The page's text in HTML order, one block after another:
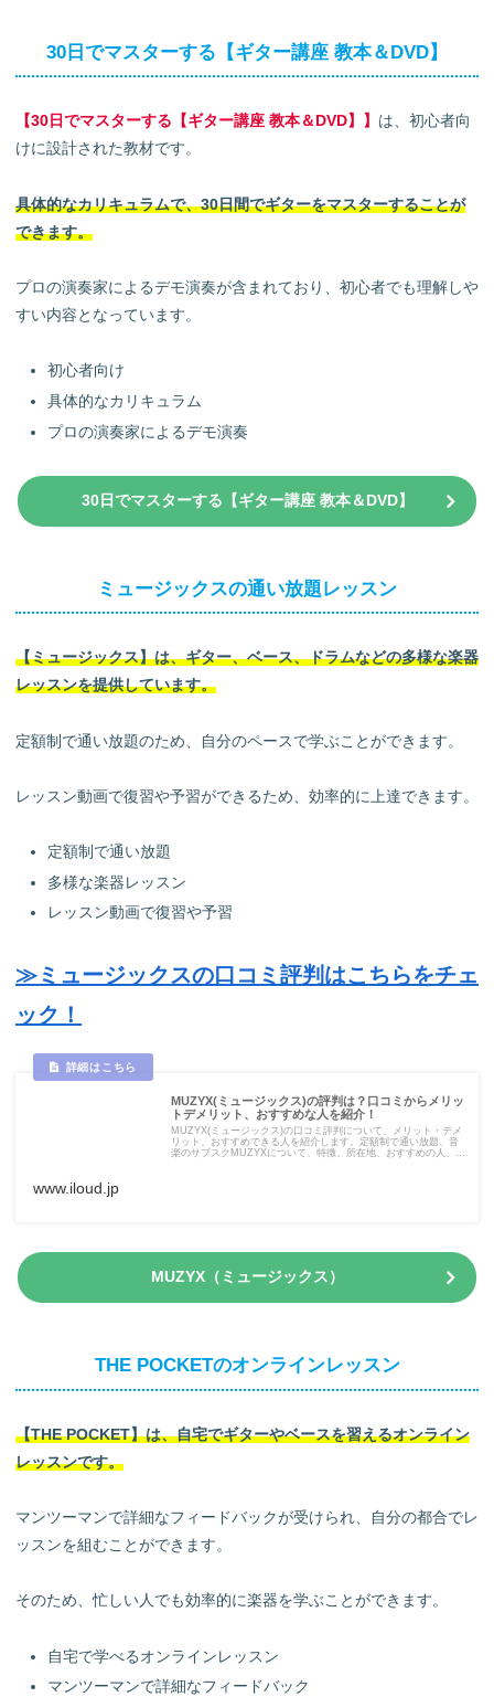
30日でマスターする【ギター講座 教本＆DVD】
【30日でマスターする【ギター講座 教本＆DVD】】 は、初心者向
けに設計された教材です。
具体的なカリキュラムで、30日間でギターをマスターすることが
できます。
プロの演奏家によるデモ演奏が含まれており、初心者でも理解しや
すい内容となっています。
初心者向け
具体的なカリキュラム
プロの演奏家によるデモ演奏
30日でマスターする【ギター講座 教本＆DVD】
ミュージックスの通い放題レッスン
【ミュージックス】は、ギター、ベース、ドラムなどの多様な楽器
レッスンを提供しています。
定額制で通い放題のため、自分のペースで学ぶことができます。
レッスン動画で復習や予習ができるため、効率的に上達できます。
定額制で通い放題
多様な楽器レッスン
レッスン動画で復習や予習
≫ミュージックスの口コミ評判はこちらをチェ
ック！
MUZYX(ミュージックス)の評判は？口コミからメリッ
トデメリット、おすすめな人を紹介！
MUZYX(ミュージックス)の口コミ評判について、メリット・デメ
リット、おすすめできる人を紹介します。定額制で通い放題、音
楽のサブスクMUZYXについて、特徴、所在地、おすすめの人、口
www.iloud.jp
MUZYX（ミュージックス）
THE POCKETのオンラインレッスン
【THE POCKET】は、自宅でギターやベースを習えるオンライン
レッスンです。
マンツーマンで詳細なフィードバックが受けられ、自分の都合でレ
ッスンを組むことができます。
そのため、忙しい人でも効率的に楽器を学ぶことができます。
自宅で学べるオンラインレッスン
マンツーマンで詳細なフィードバック